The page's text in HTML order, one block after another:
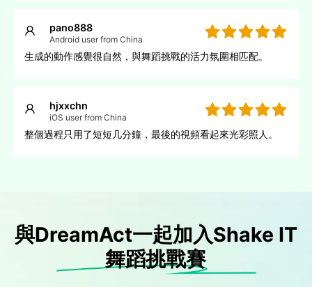
pano888
Android user from China
生成的動作感覺很自然，與舞蹈挑戰的活力氛圍相匹配。
hjxxchn
iOS user from China
整個過程只用了短短几分鐘，最後的視頻看起來光彩照人。
與DreamAct一起加入Shake IT
舞蹈挑戰賽